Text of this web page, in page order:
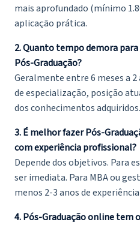
mais aprofundado (mínimo
aplicação prática.
2. Quanto tempo demora
Pós-Graduação?
Geralmente entre 6 meses a 2
de especialização, posição
dos conhecimentos adquiridos.
3. É melhor fazer Pós-
com experiência profissional?
Depende dos objetivos. Para
ser imediata. Para MBA ou
menos 2-3 anos de
4. Pós-Graduação online tem